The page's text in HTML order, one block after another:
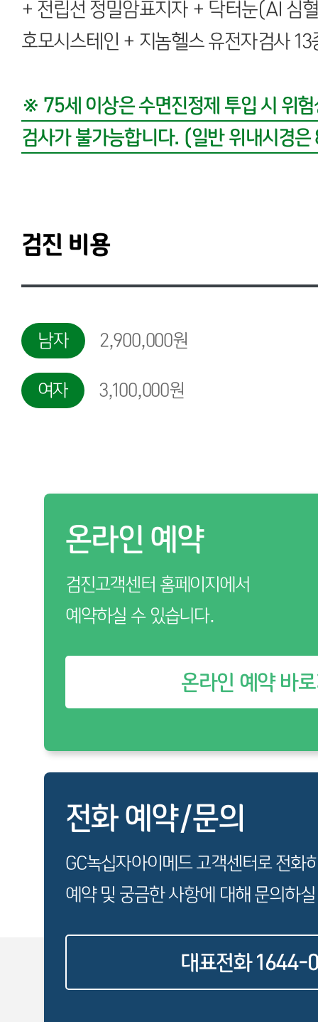
+ 전립선 정밀암표지자 + 닥터눈(AI 심
호모시스테인 + 지놈헬스 유전자검사
※ 75세 이상은 수면진정제 투입 시 위
검사가 불가능합니다. (일반 위내시경
검진 비용
남자 2,900,000원
여자 3,100,000원
온라인 예약
검진고객센터 홈페이지에서
예약하실 수 있습니다.
온라인 예약 바
전화 예약/문의
GC녹십자아이메드 고객센터로 전화
예약 및 궁금한 사항에 대해 문의하
대표전화 1644-